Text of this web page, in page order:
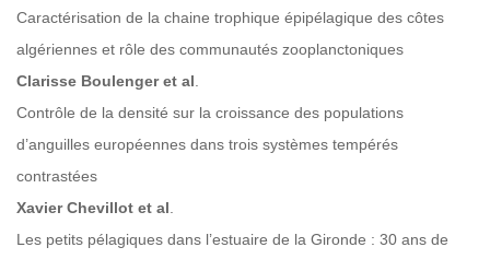
Caractérisation de la chaine trophique épipélagique des côtes
algériennes et rôle des communautés zooplanctoniques
Clarisse Boulenger et al
Contrôle de la densité sur la croissance des populations
d’anguilles européennes dans trois systèmes tempérés
contrastées
Xavier Chevillot et al
Les petits pélagiques dans l’estuaire de la Gironde : 30 ans de